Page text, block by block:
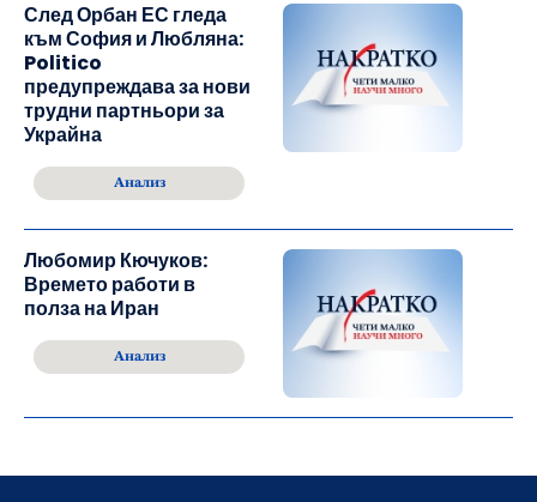
След Орбан ЕС гледа
към София и Любляна:
Politico
предупреждава за нови
трудни партньори за
Украйна
Анализ
Любомир Кючуков:
Времето работи в
полза на Иран
Анализ